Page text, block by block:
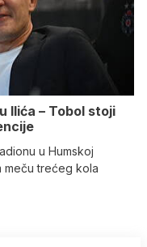
Ilića – Tobol stoji
u Humskoj
meču trećeg kola